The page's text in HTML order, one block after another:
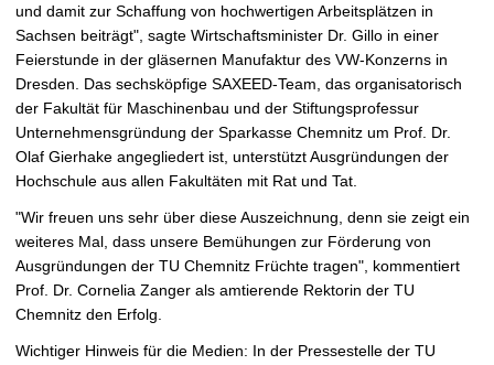
und damit zur Schaffung von hochwertigen Arbeitsplätzen in
Sachsen beiträgt", sagte Wirtschaftsminister Dr. Gillo in einer
Feierstunde in der gläsernen Manufaktur des VW-Konzerns in
Dresden. Das sechsköpfige SAXEED-Team, das organisatorisch
der Fakultät für Maschinenbau und der Stiftungsprofessur
Unternehmensgründung der Sparkasse Chemnitz um Prof. Dr.
Olaf Gierhake angegliedert ist, unterstützt Ausgründungen der
Hochschule aus allen Fakultäten mit Rat und Tat.
"Wir freuen uns sehr über diese Auszeichnung, denn sie zeigt ein
weiteres Mal, dass unsere Bemühungen zur Förderung von
Ausgründungen der TU Chemnitz Früchte tragen", kommentiert
Prof. Dr. Cornelia Zanger als amtierende Rektorin der TU
Chemnitz den Erfolg.
Wichtiger Hinweis für die Medien: In der Pressestelle der TU